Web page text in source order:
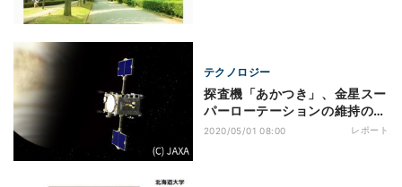
テクノロジー
探査機「あかつき」、金星スー
パーローテーションの維持のメ
カニズムを解明
2020/05/01 08:00 レポート